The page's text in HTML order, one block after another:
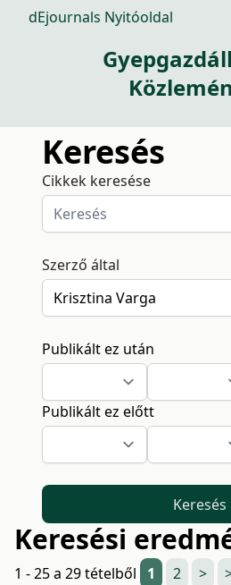
dEjournals Nyitóoldal
Keresés
Cikkek keresése
Szerző által
Publikált ez után
Publikált ez előtt
Keresés
Keresési
1 - 25 a 29 tételből 1 2 >